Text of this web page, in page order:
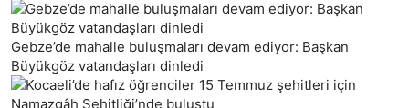
Gebze’de mahalle buluşmaları devam ediyor: Başkan
Büyükgöz vatandaşları dinledi